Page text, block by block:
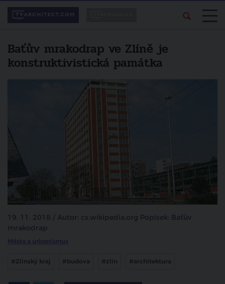
Baťův mrakodrap ve Zlíně je
konstruktivistická památka
19. 11. 2018 / Autor: cs.wikipedia.org Popisek: Baťův
mrakodrap
Města a urbanismus
#Zlínský kraj #budova #zlín #architektura